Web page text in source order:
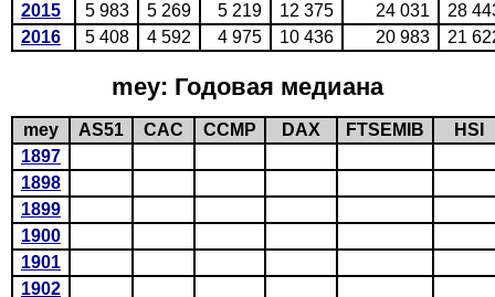
2015
5 983 5 269 5 219 12 375 24 031
28
2016
5 408 4 592 4 975 10 436 20 983 21
mey: Годовая медиана
mey AS51 CAC CCMP DAX FTSEMIB
HSI
1897
1898
1899
1900
1901
1902